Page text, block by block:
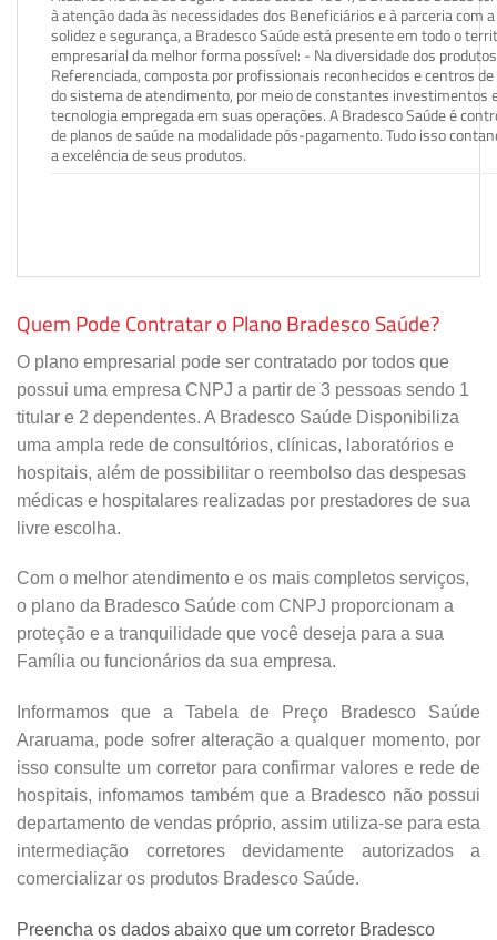
à atenção dada às necessidades dos Beneficiários e à parceria com
solidez e segurança, a Bradesco Saúde está presente em todo o
empresarial da melhor forma possível: - Na diversidade dos
Referenciada, composta por profissionais reconhecidos e centros
do sistema de atendimento, por meio de constantes investimentos
tecnologia empregada em suas operações. A Bradesco Saúde é
de planos de saúde na modalidade pós-pagamento. Tudo isso
a excelência de seus produtos.
Quem Pode Contratar o Plano Bradesco Saúde?
O plano empresarial pode ser contratado por todos que
possui uma empresa CNPJ a partir de 3 pessoas sendo 1
titular e 2 dependentes. A Bradesco Saúde Disponibiliza
uma ampla rede de consultórios, clínicas, laboratórios e
hospitais, além de possibilitar o reembolso das despesas
médicas e hospitalares realizadas por prestadores de sua
livre escolha.
Com o melhor atendimento e os mais completos serviços,
o plano da Bradesco Saúde com CNPJ proporcionam a
proteção e a tranquilidade que você deseja para a sua
Família ou funcionários da sua empresa.
Informamos que a Tabela de Preço Bradesco Saúde
Araruama, pode sofrer alteração a qualquer momento, por
isso consulte um corretor para confirmar valores e rede de
hospitais, infomamos também que a Bradesco não possui
departamento de vendas próprio, assim utiliza-se para esta
intermediação corretores devidamente autorizados a
comercializar os produtos Bradesco Saúde.
Preencha os dados abaixo que um corretor Bradesco